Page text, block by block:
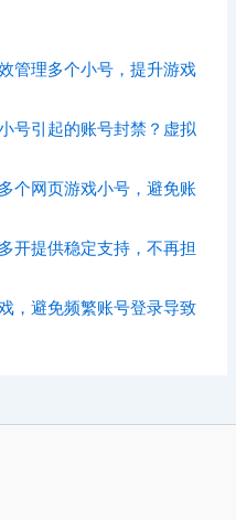
管理多个小号，提升游戏
号引起的账号封禁？虚拟
个网页游戏小号，避免账
开提供稳定支持，不再担
，避免频繁账号登录导致